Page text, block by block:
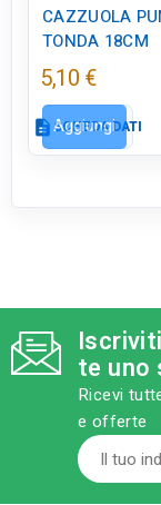
CAZZUOLA
TONDA 18CM
5,10 €
descriptionSCHEDA DATI
Scheda dati
Aggiungi
te uno
Ricevi
e offerte